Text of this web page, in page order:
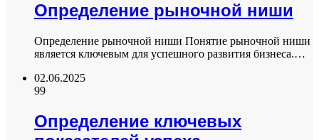
Определение рыночной ниши
Определение рыночной ниши Понятие рыночной ниши
является ключевым для успешного развития бизнеса.…
02.06.2025
99
Определение ключевых